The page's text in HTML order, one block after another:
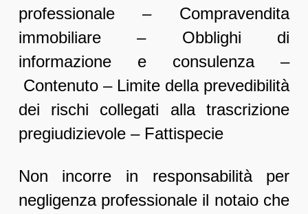
professionale – Compravendita
immobiliare – Obblighi di
informazione e consulenza –
Contenuto – Limite della prevedibilità
dei rischi collegati alla trascrizione
pregiudizievole – Fattispecie
Non incorre in responsabilità per
negligenza professionale il notaio che